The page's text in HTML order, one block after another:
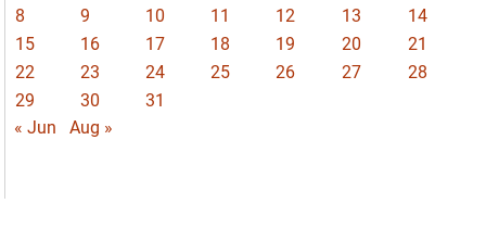
8
9 10 11 12 13
14
15
16 17 18 19 20
21
22
23 24 25 26 27
28
29
30
31
« Jun
Aug »